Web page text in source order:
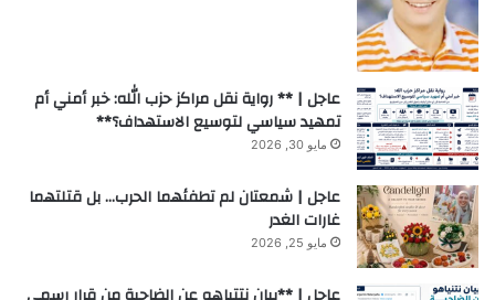
عاجل | ** رواية نقل مراكز حزب الله: خبر أمني أم
تمهيد سياسي لتوسيع الاستهداف؟**
مايو 30, 2026
عاجل | شمعتان لم تطفئهما الحرب… بل قتلتهما
غارات الغدر
مايو 25, 2026